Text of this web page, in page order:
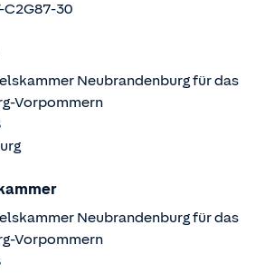
C2G87-30
Neubrandenburg für das
Vorpommern
Neubrandenburg für das
Vorpommern